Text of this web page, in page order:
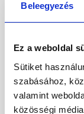
Beleegyezés
Ez a weboldal
Sütiket
szabásához,
valamint
közösségi
nagyjából
egy sálat, vagy
már ne